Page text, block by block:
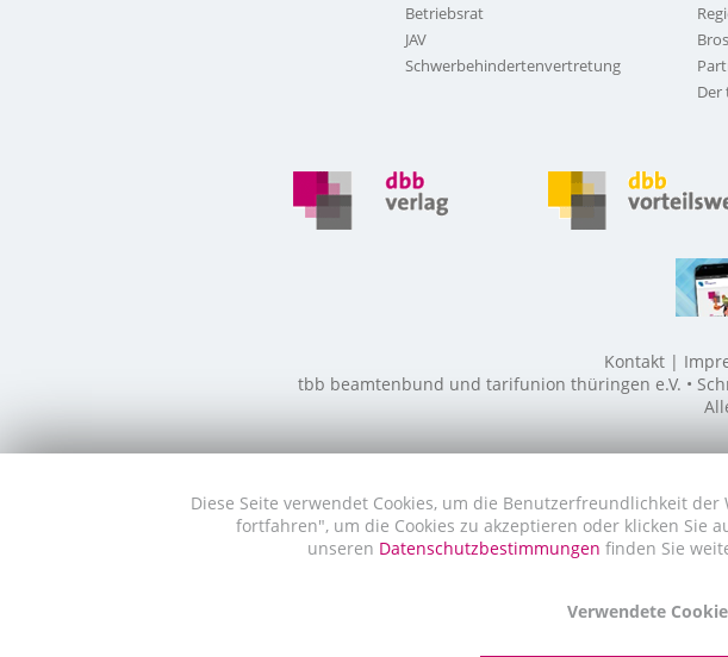
Betriebsrat
JAV
Schwerbehindertenvertretung
Der
Kontakt
tbb beamtenbund und tarifunion thüringen e.V. •
Diese Seite verwendet Cookies, um die Benutzerfreundlichkeit
fortfahren", um die Cookies zu akzeptieren oder klicken Sie
unseren Datenschutzbestimmungen finden Sie
Verwendete